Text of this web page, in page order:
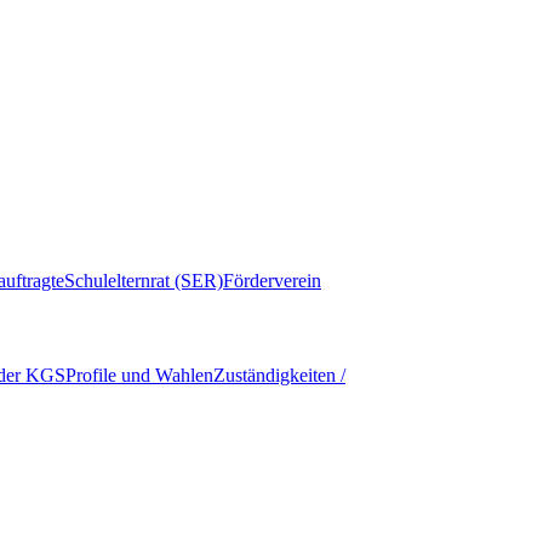
Schulelternrat (SER)Förderverein
KGSProfile und WahlenZuständigkeiten /